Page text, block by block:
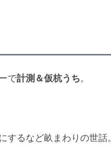
で計測＆仮杭うち。
するなど畝まわりの世話。